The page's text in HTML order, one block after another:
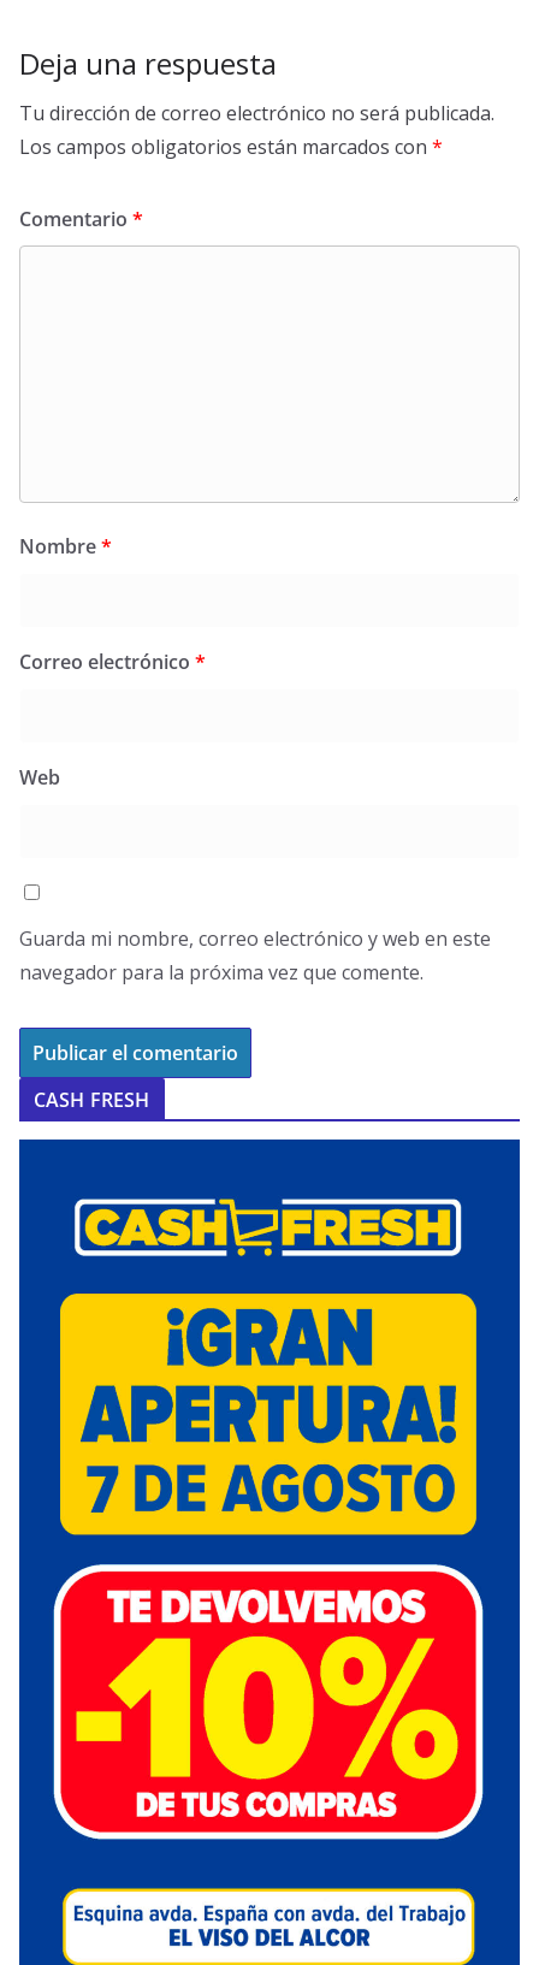
Deja una respuesta
Tu dirección de correo electrónico no será publicada.
Los campos obligatorios están marcados con *
Comentario *
Nombre*
Correo electrónico *
Web
Guarda mi nombre, correo electrónico y web en este
navegador para la próxima vez que comente.
CASH FRESH